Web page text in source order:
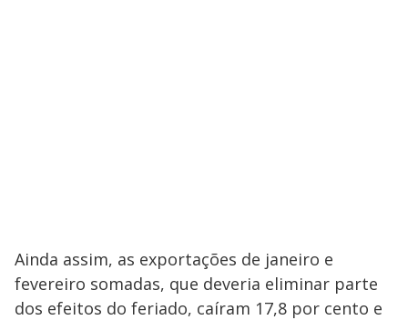
Ainda assim, as exportações de janeiro e
fevereiro somadas, que deveria eliminar parte
dos efeitos do feriado, caíram 17,8 por cento e